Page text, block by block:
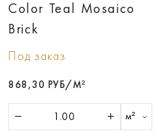
Color Teal Mosaico
Brick
Под заказ
868,30 РУБ/М²
м²